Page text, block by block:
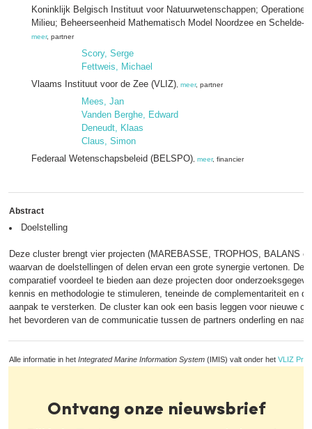
Koninklijk Belgisch Instituut voor Natuurwetenschappen;
Milieu; Beheerseenheid Mathematisch Model Noordzee en Schelde-
meer, partner
Scory, Serge
Fettweis, Michael
Vlaams Instituut voor de Zee (VLIZ) meer, partner
Mees, Jan
Vanden Berghe, Edward
Deneudt, Klaas
Claus, Simon
Federaal Wetenschapsbeleid (BELSPO) meer, financier
Abstract
Doelstelling
Deze cluster brengt vier projecten (MAREBASSE, TROPHOS, BALANS
waarvan de doelstellingen of delen ervan een grote synergie vertonen. De
comparatief voordeel te bieden aan deze projecten door
kennis en methodologie te stimuleren, teneinde de complementariteit en
aanpak te versterken. De cluster kan ook een basis leggen voor nieuwe
het bevorderen van de communicatie tussen de partners onderling en naar
Alle informatie in het Integrated Marine Information System (IMIS) valt onder het VLIZ
Ontvang onze nieuwsbrief